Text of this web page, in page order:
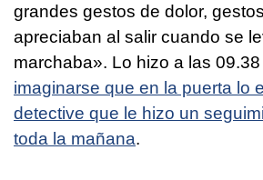
grandes gestos de dolor,
apreciaban al salir cuando se
marchaba». Lo hizo a las
imaginarse que en la puerta lo
detective que le hizo un
toda la mañana.